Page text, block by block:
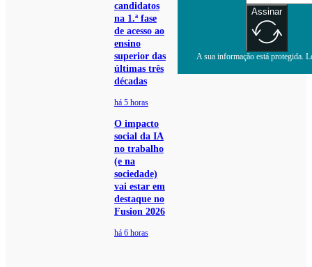
candidatos
na 1.ª fase
de acesso ao
ensino
superior das
últimas três
décadas
há 5 horas
O impacto
social da IA
no trabalho
(e na
sociedade)
vai estar em
destaque no
Fusion 2026
há 6 horas
Assinar
A sua informação está protegida.